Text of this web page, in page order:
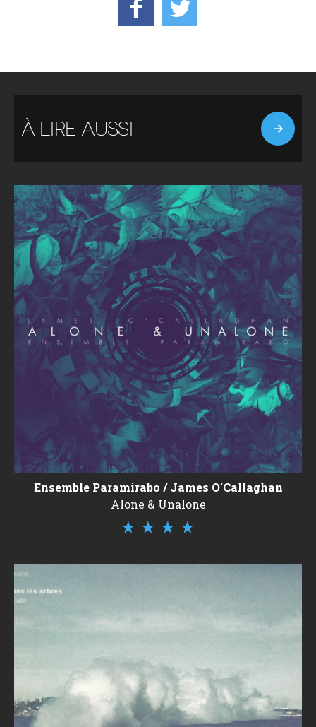
À LIRE AUSSI
Ensemble Paramirabo / James O'Callaghan
Alone & Unalone